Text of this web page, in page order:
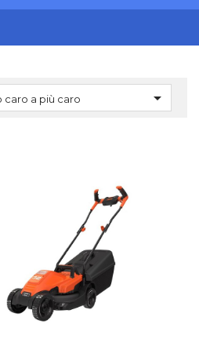
caro a più caro 